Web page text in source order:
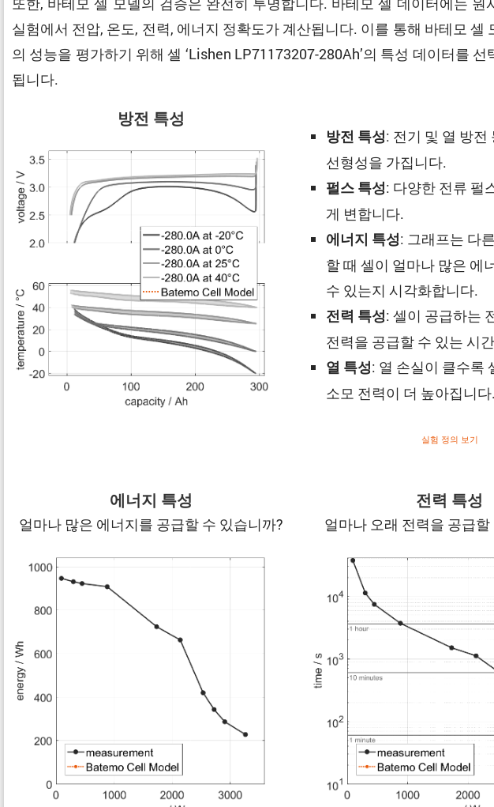
실험에서 전압, 온도, 전력, 에너지 정확도가 계산됩니다. 이를 통해 바테모
의 성능을 평가하기 위해 셀 ‘Lishen LP71173207-280Ah’의 특성 데이터를
됩니다.
방전 특성
방전 특성: 전기 및 열 방전
선형성을 가집니다.
펄스 특성: 다양한 전류 펄
게 변합니다.
에너지 특성: 그래프는 다
할 때 셀이 얼마나 많은 에
수 있는지 시각화합니다.
전력 특성: 셀이 공급하는
전력을 공급할 수 있는 시
열 특성: 열 손실이 클수록
소모 전력이 더 높아집니다.
실험 정의 보기
에너지 특성
얼마나 많은 에너지를 공급할 수 있습니까?
전력 특성
얼마나 오래 전력을 공급